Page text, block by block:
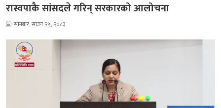
रास्वपाकै सांसदले गरिन् सरकारको आलोचना
सोमबार, साउन २५, २०८३